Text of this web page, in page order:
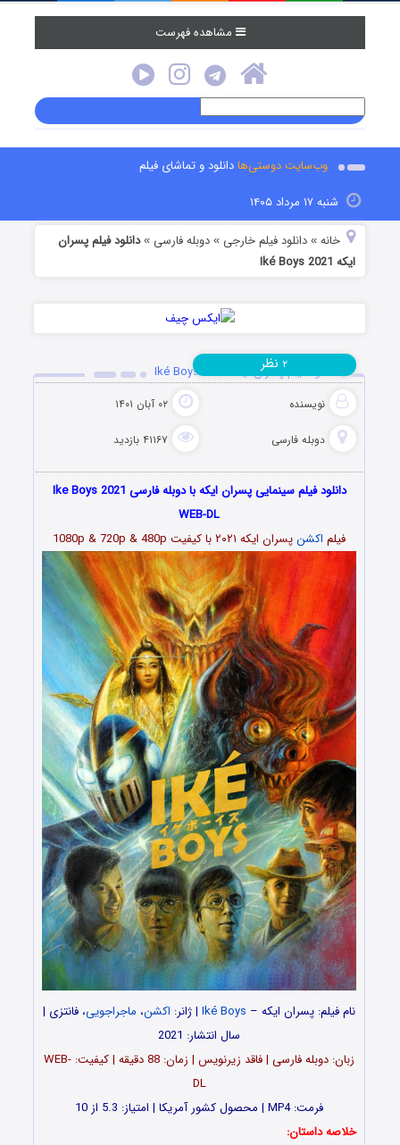
مشاهده فهرست
وب‌سایت دوستی‌هادانلود و تماشای فیلم
شنبه ۱۷ مرداد ۱۴۰۵
خانه »دانلود فیلم خارجی »دوبله فارسی »دانلود فیلم پسران
ایکه Iké Boys 2021
دانلود فیلم پسران ایکه Iké Boys 2021
نویسنده ۰۲ آبان ۱۴۰۱
دوبله فارسی ۴۱۱۶۷ بازدید
۲ نظر
دانلود فیلم سینمایی پسران ایکه با دوبله فارسی Ike Boys 2021
WEB-DL
فیلم اکشنپسران ایکه ۲۰۲۱با کیفیت 1080p & 720p & 480p
نام فیلم: پسران ایکه – Iké Boys | ژانر: اکشن، ماجراجویی، فانتزی |
سال انتشار: 2021
زبان: دوبله فارسی | فاقد زیرنویس | زمان: 88 دقیقه | کیفیت: WEB-
DL
فرمت: MP4 | محصول کشور آمریکا | امتیاز: 5.3 از 10
خلاصه داستان: